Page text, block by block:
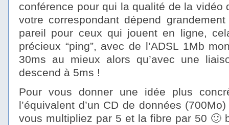
conférence pour qui la qualité de la vidéo
votre correspondant dépend
pareil pour ceux qui jouent en ligne,
précieux “ping”, avec de l’ADSL 1Mb
30ms au mieux alors qu’avec une
descend à 5ms !
Pour vous donner une idée plus
l’équivalent d’un CD de données
vous multipliez par 5 et la fibre par 50 🙂